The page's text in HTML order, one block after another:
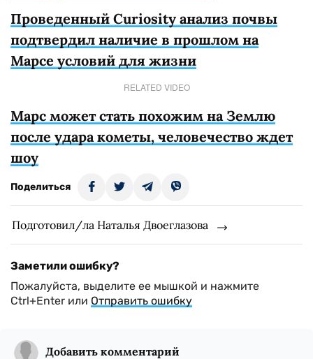
Проведенный Curiosity анализ почвы
подтвердил наличие в прошлом на
Марсе условий для жизни
RELATED VIDEO
Марс может стать похожим на Землю
после удара кометы, человечество ждет
шоу
Поделиться
Подготовил/ла Наталья Двоеглазова
Заметили ошибку?
Пожалуйста, выделите ее мышкой и нажмите
Ctrl+Enter или Отправить ошибку
Добавить комментарий